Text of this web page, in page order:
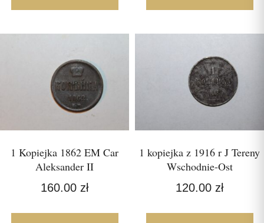
1 Kopiejka 1862 EM Car
Aleksander II
160.00 zł
1 kopiejka z 1916 r J Tereny
Wschodnie-Ost
120.00 zł